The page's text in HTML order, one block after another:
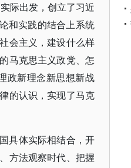
际出发，创立了习近
和实践的结合上系统
会主义，建设什么样
马克思主义政党、怎
政新理念新思想新战
的认识，实现了马克
具体实际相结合，开
方法观察时代、把握